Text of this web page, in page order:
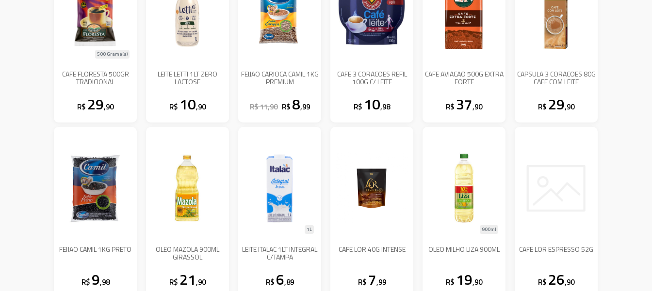
CAFE FLORESTA 500GR
TRADICIONAL
500 Grama(s)
R$ 29,90
LEITE LETTI 1LT ZERO
LACTOSE
R$ 10,90
FEIJAO CARIOCA CAMIL 1KG
PREMIUM
R$ 11,90 R$ 8,99
CAFE 3 CORACOES REFIL
100G C/ LEITE
R$ 10,98
CAFE AVIACAO 500G EXTRA
FORTE
R$ 37,90
CAPSULA 3 CORACOES 80G
CAFE COM LEITE
R$ 29,90
FEIJAO CAMIL 1KG PRETO
R$ 9,98
OLEO MAZOLA 900ML
GIRASSOL
R$ 21,90
LEITE ITALAC 1LT INTEGRAL
C/TAMPA
1L
R$ 6,89
CAFE LOR 40G INTENSE
R$ 7,99
OLEO MILHO LIZA 900ML
900ml
R$ 19,90
CAFE LOR ESPRESSO 52G
R$ 26,90